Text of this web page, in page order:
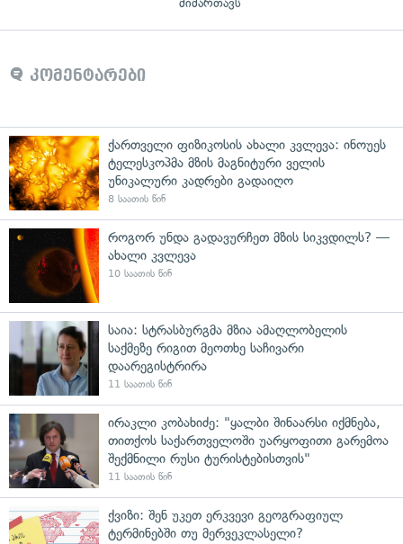
კომენტარები
ქართველი ფიზიკოსის ახალი კვლევა: ინოუეს
ტელესკოპმა მზის მაგნიტური ველის
უნიკალური კადრები გადაიღო
8 საათის წინ
როგორ უნდა გადავურჩეთ მზის სიკვდილს? —
ახალი კვლევა
10 საათის წინ
საია: სტრასბურგმა მზია ამაღლობელის
საქმეზე რიგით მეოთხე საჩივარი
დაარეგისტრირა
11 საათის წინ
ირაკლი კობახიძე: "ყალბი შინაარსი იქმნება,
თითქოს საქართველოში უარყოფითი გარემოა
შექმნილი რუსი ტურისტებისთვის"
11 საათის წინ
ქვიზი: შენ უკეთ ერკვევი გეოგრაფიულ
ტერმინებში თუ მერვეკლასელი?